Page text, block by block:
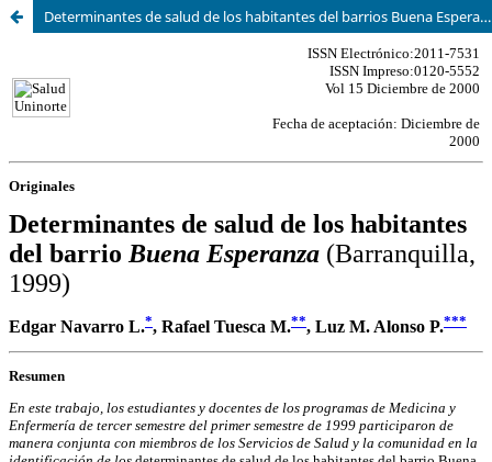
Determinantes de salud de los habitantes del barrios Buena Esperanza : Barranquilla, 1999.